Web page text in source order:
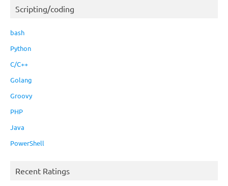
Scripting/coding
bash
Python
C/C++
Golang
Groovy
PHP
Java
PowerShell
Recent Ratings